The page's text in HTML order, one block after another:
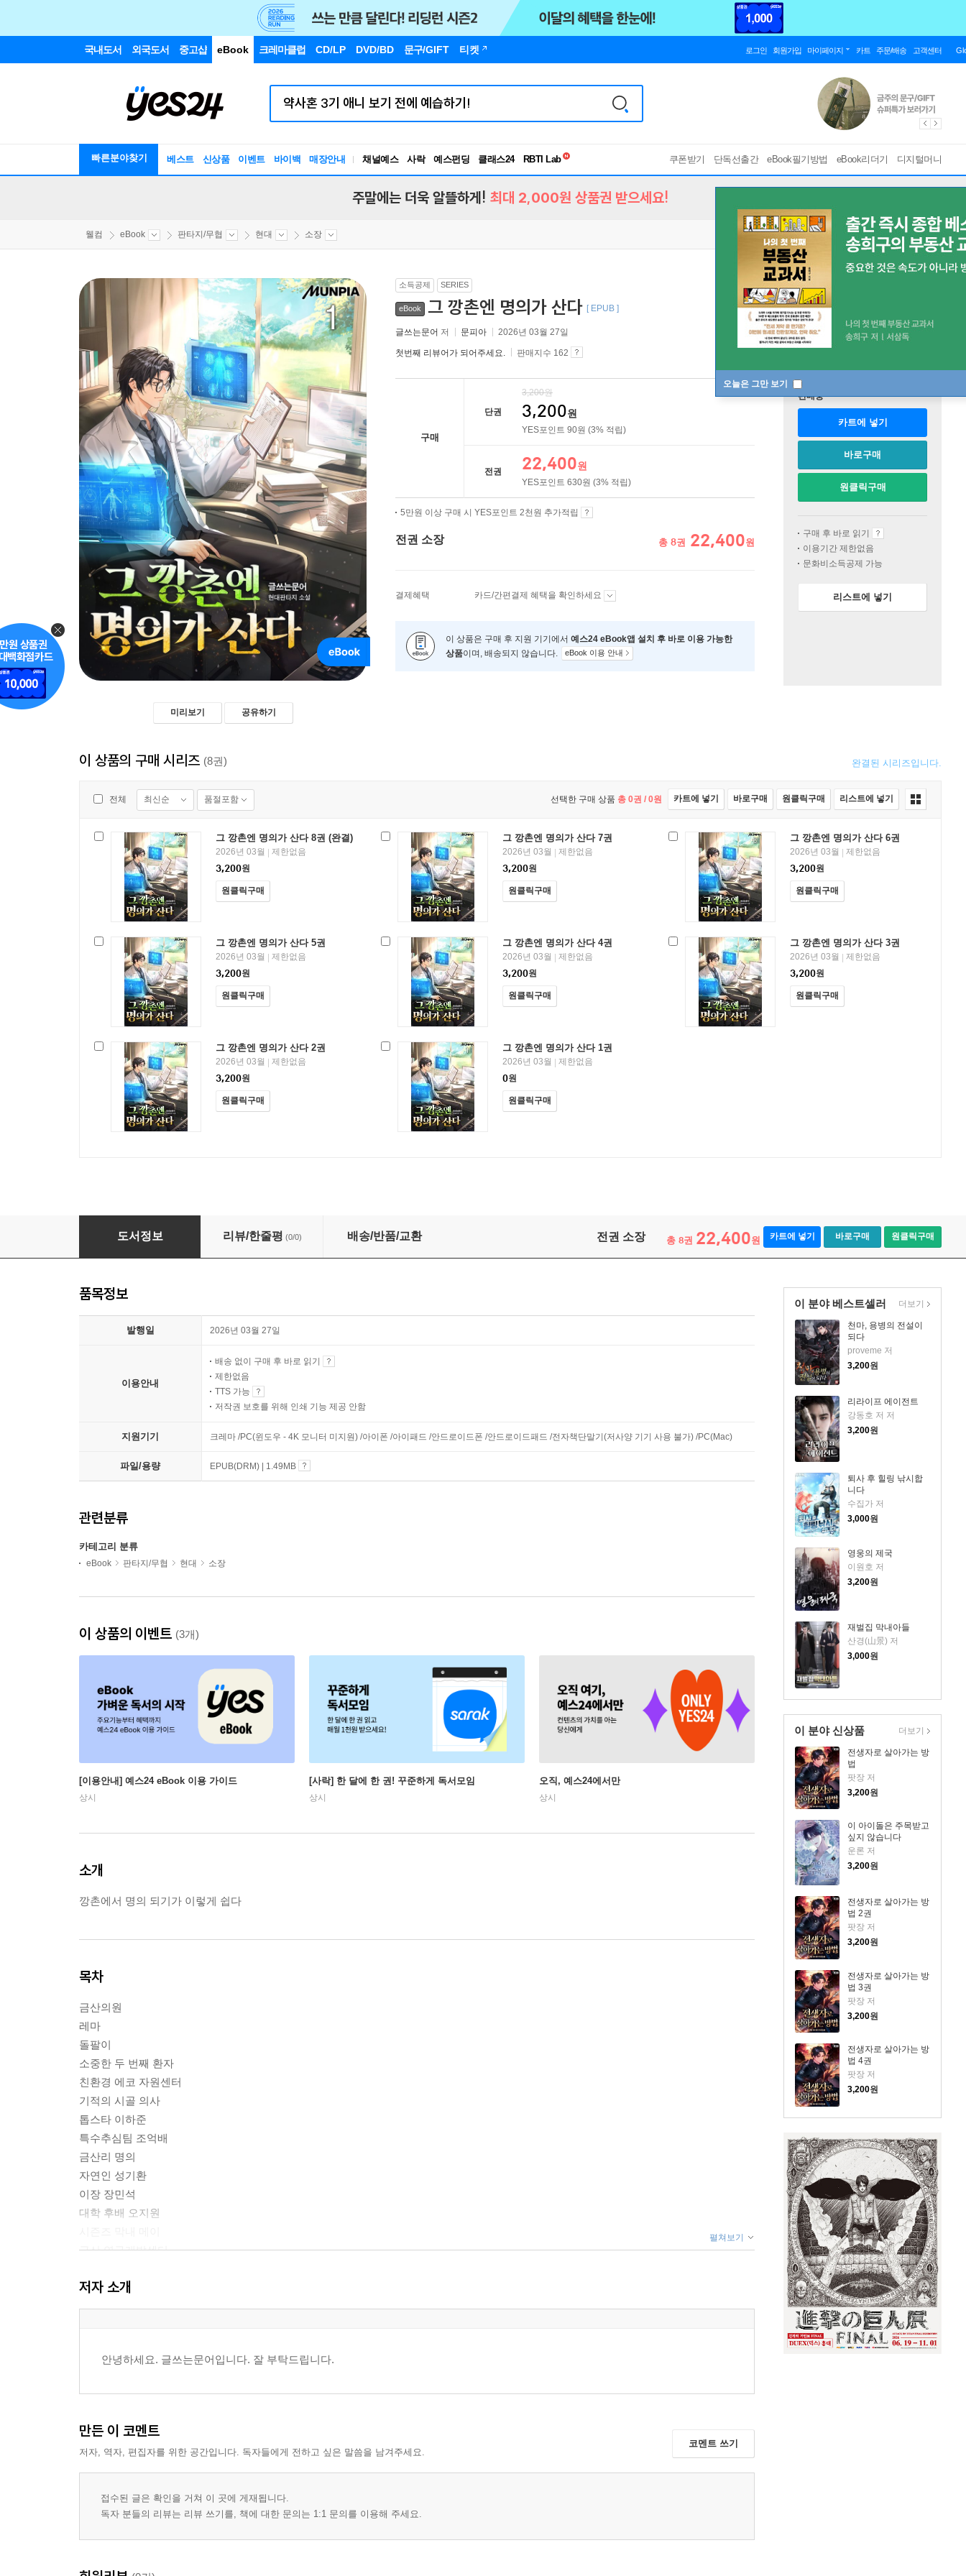
국내도서 외국도서 중고샵 eBook 크레마클럽 CD/LP DVD/BD 문구/GIFT 티켓 로그인 회원가입 마이페이지 카트 주문/배송 고객센터
빠른분야찾기 베스트 신상품 이벤트 바이백 매장안내 채널예스 사락 예스펀딩 클래스24
독서유형검사
쿠폰받기 단독선출간 eBook필기방법 eBook리더기 디지털머니
오늘은 그만 보기
주말에는 더욱 알뜰하게! 최대 2,000원 상품권 받으세요!
웰컴 eBook 판타지/무협 현대 소장
미리보기 공유하기
소득공제 SERIES
eBook 그 깡촌엔 명의가 산다 [ EPUB ]
글쓰는문어 저 문피아 2026년 03월 27일
첫번째 리뷰어가 되어주세요. 판매지수 162
구매
단권
3,200원
3,200원
YES포인트 90원 (3% 적립)
전권 22,400원
YES포인트 630원 (3% 적립)
5만원 이상 구매 시 YES포인트 2천원 추가적립
전권 소장 총 8권 22,400원
결제혜택 카드/간편결제 혜택을 확인하세요
이 상품은 구매 후 지원 기기에서 예스24 eBook앱 설치 후 바로 이용 가능한
상품이며, 배송되지 않습니다. eBook 이용 안내
판매중
카트에 넣기
바로구매
원클릭구매
구매 후 바로 읽기
이용기간 제한없음
문화비소득공제 가능
리스트에 넣기
이 상품의 구매 시리즈 (8권) 완결된 시리즈입니다.
전체 최신순 품절포함 선택한 구매 상품 총 0권 / 0원 카트에 넣기 바로구매 원클릭구매 리스트에 넣기
그 깡촌엔 명의가 산다 8권 (완결)
2026년 03월
제한없음
3,200원
원클릭구매
그 깡촌엔 명의가 산다 7권
2026년 03월
제한없음
3,200원
원클릭구매
그 깡촌엔 명의가 산다 6권
2026년 03월
제한없음
3,200원
원클릭구매
그 깡촌엔 명의가 산다 5권
2026년 03월
제한없음
3,200원
원클릭구매
그 깡촌엔 명의가 산다 4권
2026년 03월
제한없음
3,200원
원클릭구매
그 깡촌엔 명의가 산다 3권
2026년 03월
제한없음
3,200원
원클릭구매
그 깡촌엔 명의가 산다 2권
2026년 03월
제한없음
3,200원
원클릭구매
그 깡촌엔 명의가 산다 1권
2026년 03월
제한없음
0원
원클릭구매
그 깡촌엔 명의가 산다
도서정보 리뷰/한줄평 (0/0) 배송/반품/교환 전권 소장 총 8권 22,400원 카트에 넣기 바로구매 원클릭구매
이 분야 베스트셀러
천마, 용병의 전설이
되다
proveme 저
3,200원
리라이프 에이전트
강동호 저 저
3,200원
퇴사 후 힐링 낚시합
니다
수집가 저
3,000원
영웅의 제국
이원호 저
3,200원
재벌집 막내아들
산경(山景) 저
3,000원
더보기
이 분야 신상품
전생자로 살아가는 방
법
팟장 저
3,200원
이 아이돌은 주목받고
싶지 않습니다
운론 저
3,200원
전생자로 살아가는 방
법 2권
팟장 저
3,200원
전생자로 살아가는 방
법 3권
팟장 저
3,200원
전생자로 살아가는 방
법 4권
팟장 저
3,200원
더보기
품목정보
발행일 2026년 03월 27일
이용안내
배송 없이 구매 후 바로 읽기
제한없음
TTS 가능
저작권 보호를 위해 인쇄 기능 제공 안함
지원기기 크레마 /PC(윈도우 - 4K 모니터 미지원) /아이폰 /아이패드 /안드로이드폰 /안드로이드패드 /전자책단말기(저사양 기기 사용 불가) /PC(Mac)
파일/용량 EPUB(DRM) | 1.49MB
관련분류
카테고리 분류
eBook 판타지/무협 현대 소장
이 상품의 이벤트 (3개)
[이용안내] 예스24 eBook 이용 가이드
상시
[사락] 한 달에 한 권! 꾸준하게 독서모임
상시
오직, 예스24에서만
상시
소개
깡촌에서 명의 되기가 이렇게 쉽다
목차
금산의원
레마
돌팔이
소중한 두 번째 환자
친환경 에코 자원센터
기적의 시골 의사
톱스타 이하준
특수추심팀 조억배
금산리 명의
자연인 성기환
이장 장민석
대학 후배 오지원
금산 연구개발센터
펼쳐보기
저자 소개
안녕하세요. 글쓰는문어입니다. 잘 부탁드립니다.
만든 이 코멘트
저자, 역자, 편집자를 위한 공간입니다. 독자들에게 전하고 싶은 말씀을 남겨주세요.
코멘트 쓰기
접수된 글은 확인을 거쳐 이 곳에 게재됩니다.
독자 분들의 리뷰는 리뷰 쓰기를, 책에 대한 문의는 1:1 문의를 이용해 주세요.